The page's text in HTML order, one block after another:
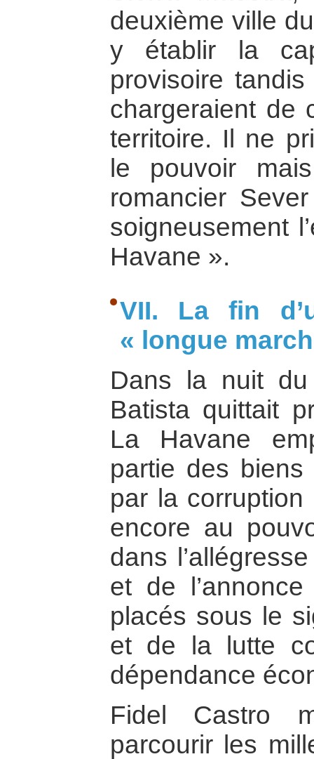
deuxième ville
y établir la
provisoire
chargeraient de
territoire. Il ne
le pouvoir
romancier
soigneusement
Havane ».
VII. La fin
« longue
Dans la nuit
Batista quittait
La Havane
partie des biens
par la corruption
encore au
dans
et de
placés sous le
et de la lutte
dépendance
Fidel Castro
parcourir les